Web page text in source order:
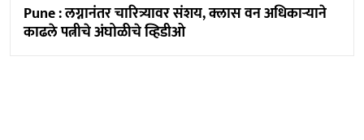
Pune : लग्नानंतर चारित्र्यावर संशय, क्लास वन अधिकाऱ्याने
काढले पत्नीचे अंघोळीचे व्हिडीओ